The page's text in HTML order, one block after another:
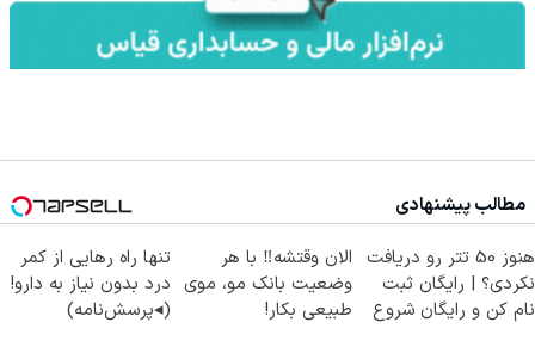
مطالب پیشنهادی
هنوز 50 تتر رو دریافت
نکردی؟ | رایگان ثبت
نام کن و رایگان شروع
الان وقتشه‼️ با هر
وضعیت بانک مو، موی
طبیعی بکار!
تنها راه رهایی از کمر
درد بدون نیاز به دارو!
(◂پرسش‌نامه)